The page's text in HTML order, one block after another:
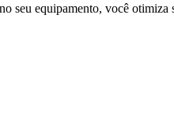
equipamento, você otimiza